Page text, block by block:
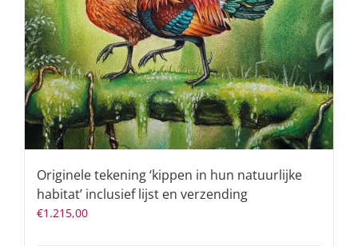
Originele tekening ‘kippen in hun natuurlijke
habitat’ inclusief lijst en verzending
€1.215,00